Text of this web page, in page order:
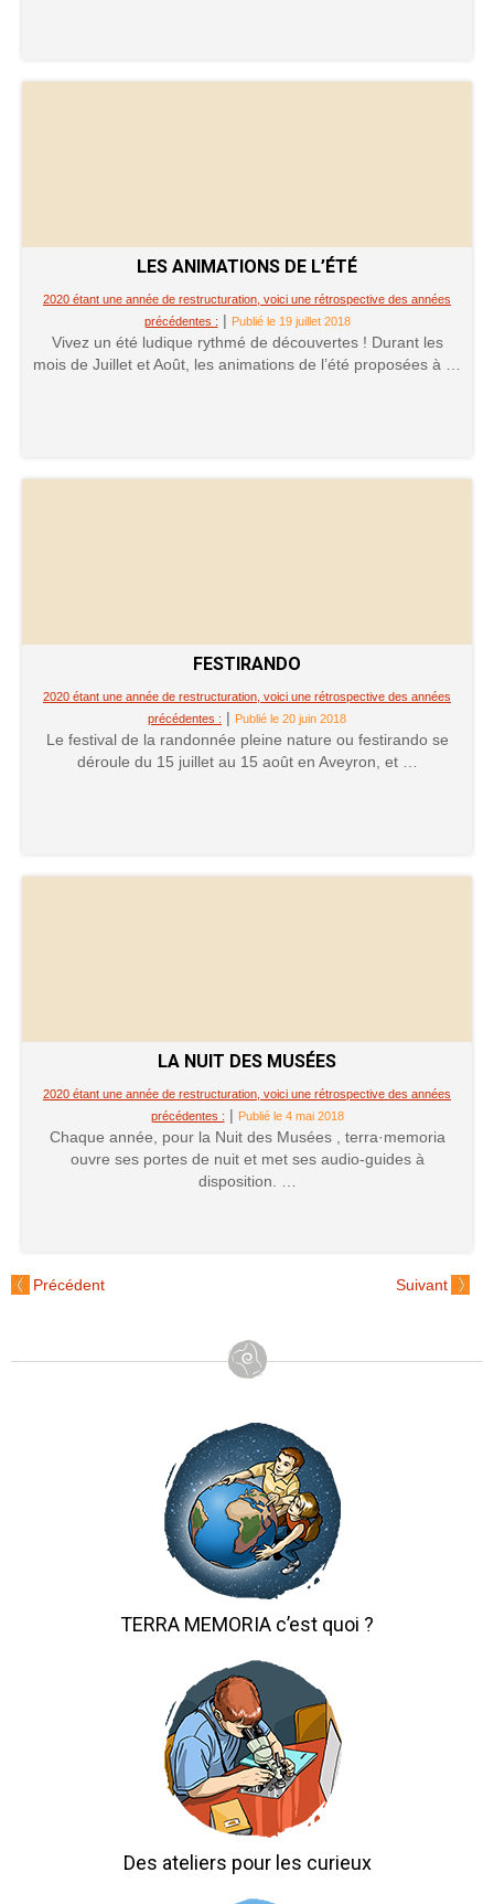
LES ANIMATIONS DE L’ÉTÉ
2020 étant une année de restructuration, voici une rétrospective des années
précédentes : | Publié le 19 juillet 2018
Vivez un été ludique rythmé de découvertes ! Durant les
mois de Juillet et Août, les animations de l’été proposées à …
FESTIRANDO
2020 étant une année de restructuration, voici une rétrospective des années
précédentes : | Publié le 20 juin 2018
Le festival de la randonnée pleine nature ou festirando se
déroule du 15 juillet au 15 août en Aveyron, et …
LA NUIT DES MUSÉES
2020 étant une année de restructuration, voici une rétrospective des années
précédentes : | Publié le 4 mai 2018
Chaque année, pour la Nuit des Musées , terra·memoria
ouvre ses portes de nuit et met ses audio-guides à
disposition. …
Précédent Suivant
TERRA MEMORIA c’est quoi ?
Des ateliers pour les curieux